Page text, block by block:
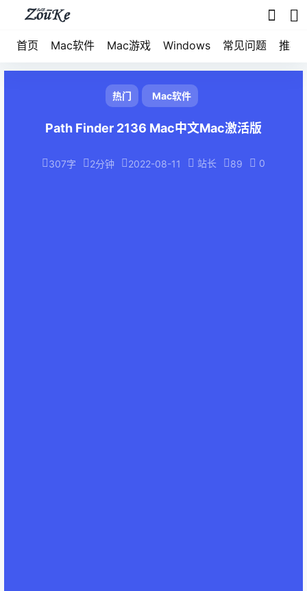
首页 Mac软件 Mac游戏 Windows 常见问题 推荐
热门 Mac软件
Path Finder 2136 Mac中文Mac激活版
307字 2分钟 2022-08-11 站长 89 0